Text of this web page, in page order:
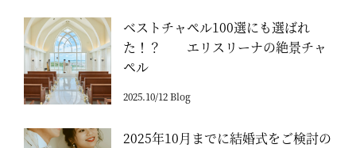
ベストチャペル100選にも選ばれ
た！？ エリスリーナの絶景チャ
ペル
2025.10/12 Blog
2025年10月までに結婚式をご検討の